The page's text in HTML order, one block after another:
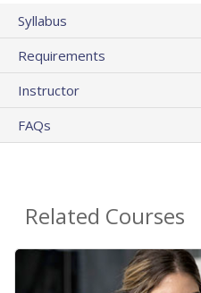
Syllabus
Requirements
Instructor
FAQs
Related Courses